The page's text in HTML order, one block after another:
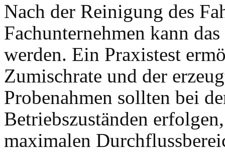
Nach der Reinigung des
Fachunternehmen kann
werden. Ein Praxistest
Zumischrate und der
Probenahmen sollten bei
Betriebszuständen
maximalen